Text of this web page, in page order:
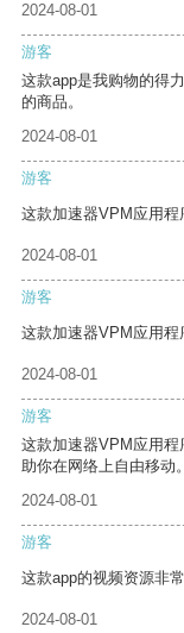
2024-08-01
游客
这款app是我购物的得
的商品。
2024-08-01
游客
这款加速器VPM应用程
2024-08-01
游客
这款加速器VPM应用程
2024-08-01
游客
这款加速器VPM应用
助你在网络上自由移动。
2024-08-01
游客
这款app的视频资源非
2024-08-01